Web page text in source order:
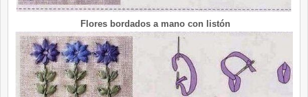
Flores bordados a mano con listón